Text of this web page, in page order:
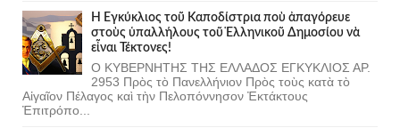
Ἡ Ἐγκύκλιος τοῦ Καποδίστρια ποὺ ἀπαγόρευε
στοὺς ὑπαλλήλους τοῦ Ἑλληνικοῦ Δημοσίου νὰ
εἶναι Τέκτονες!
Ο ΚΥΒΕΡΝΗΤΗΣ ΤΗΣ ΕΛΛΑΔΟΣ ΕΓΚΥΚΛΙΟΣ ΑΡ.
2953 Πρὸς τὸ Πανελλήνιον Πρὸς τοὺς κατὰ τὸ
Αἰγαῖον Πέλαγος καὶ τὴν Πελοπόννησον Ἐκτάκτους
Ἐπιτρόπο...